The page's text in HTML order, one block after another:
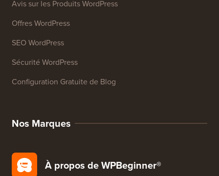
Avis sur les Produits WordPress
Offres WordPress
SEO WordPress
Sécurité WordPress
Configuration Gratuite de Blog
Nos Marques
À propos de WPBeginner®